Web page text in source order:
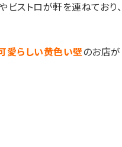
ストロが軒を連ねており
愛らしい黄色い壁のお店が